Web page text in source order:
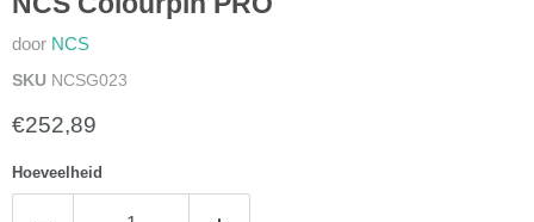
door NCS
SKU NCSG023
Huidige prijs
€252,89
Hoeveelheid